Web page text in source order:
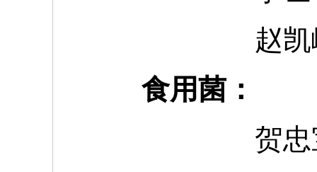
赵
食用菌：
贺